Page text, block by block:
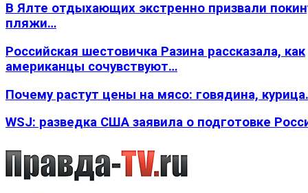
В Ялте отдыхающих экстренно призвали
пляжи…
Российская шестовичка Разина рассказала, как
американцы сочувствуют…
Почему растут цены на мясо: говядина,
WSJ: разведка США заявила о подготовке